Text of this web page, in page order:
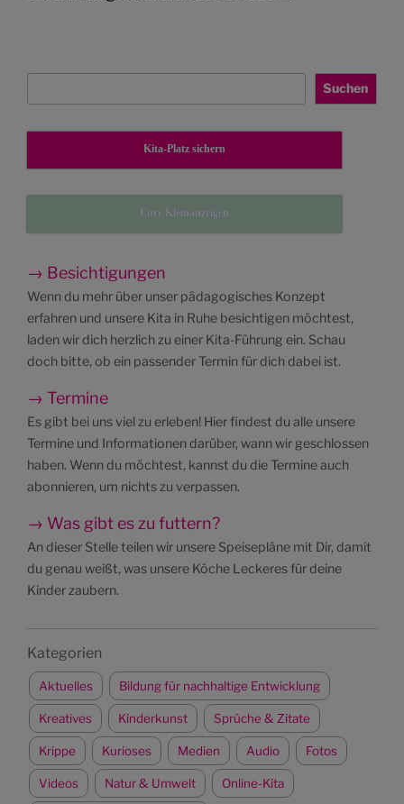
Suchen
Kita-Platz sichern
Eure Kleinanzeigen
→ Besichtigungen
Wenn du mehr über unser pädagogisches Konzept
erfahren und unsere Kita in Ruhe besichtigen möchtest,
laden wir dich herzlich zu einer Kita-Führung ein. Schau
doch bitte, ob ein passender Termin für dich dabei ist.
→ Termine
Es gibt bei uns viel zu erleben! Hier findest du alle unsere
Termine und Informationen darüber, wann wir geschlossen
haben. Wenn du möchtest, kannst du die Termine auch
abonnieren, um nichts zu verpassen.
→ Was gibt es zu futtern?
An dieser Stelle teilen wir unsere Speisepläne mit Dir, damit
du genau weißt, was unsere Köche Leckeres für deine
Kinder zaubern.
Kategorien
Aktuelles Bildung für nachhaltige Entwicklung
Kreatives Kinderkunst Sprüche & Zitate
Krippe Kurioses Medien Audio Fotos
Videos Natur & Umwelt Online-Kita